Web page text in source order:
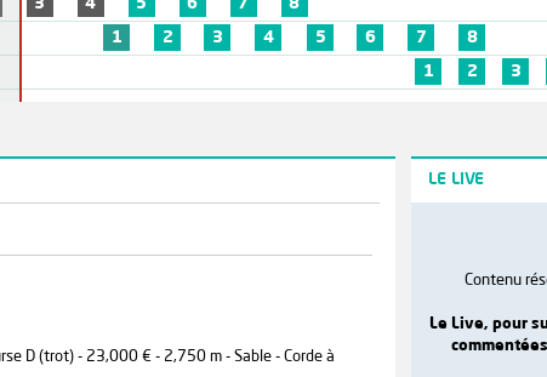
3 4 5 6 7
8
1
2 3 4 5 6 7
8
1
2 3
D (trot) - 23,000 € - 2,750 m - Sable - Corde à
LE LIVE
Contenu
Le Live, pour